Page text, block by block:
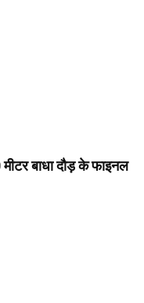
बाधा दौड़ के फाइनल